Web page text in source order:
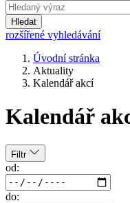
Hledat
rozšířené vyhledávání
Úvodní stránka
Aktuality
Kalendář akcí
Kalendář
Filtr
od:
do: